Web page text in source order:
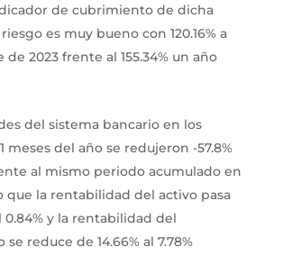
de cubrimiento de dicha
es muy bueno con 120.16% a
2023 frente al 155.34% un año
del sistema bancario en los
meses del año se redujeron -57.8%
al mismo periodo acumulado en
que la rentabilidad del activo pasa
0.84% y la rentabilidad del
reduce de 14.66% al 7.78%